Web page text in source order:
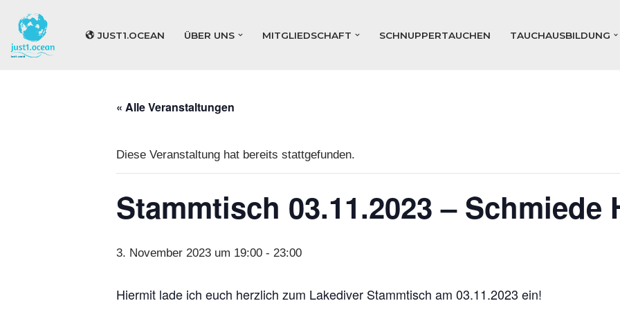
Zum
Inhalt
JUST1.OCEAN ÜBER UNS MITGLIEDSCHAFT SCHNUPPERTAUCHEN TAUCHAUSBILDUNG
« Alle Veranstaltungen
Diese Veranstaltung hat bereits stattgefunden.
Stammtisch 03.11.2023 – Schmiede
3. November 2023 um 19:00 - 23:00
Hiermit lade ich euch herzlich zum Lakediver Stammtisch am 03.11.2023 ein!